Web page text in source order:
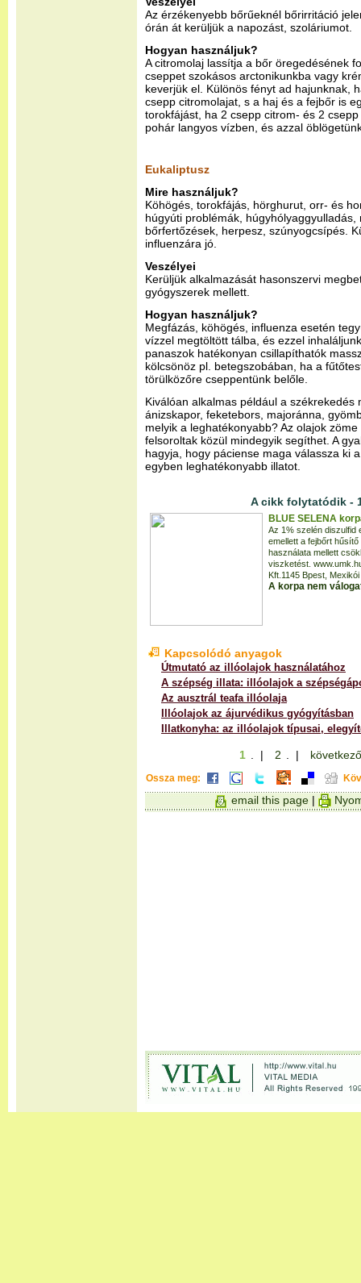
Az érzékenyebb bőrűeknél bőrirritáció
órán át kerüljük a napozást, szoláriumot.
Hogyan használjuk?
A citromolaj lassítja a bőr öregedésének
cseppet szokásos arctonikunkba vagy
keverjük el. Különös fényt ad hajunknak,
csepp citromolajat, s a haj és a fejbőr is
torokfájást, ha 2 csepp citrom- és 2
pohár langyos vízben, és azzal
Eukaliptusz
Mire használjuk?
Köhögés, torokfájás, hörghurut, orr- és
húgyúti problémák,
bőrfertőzések, herpesz, szúnyogcsípés.
influenzára jó.
Veszélyei
Kerüljük alkalmazását hasonszervi
gyógyszerek mellett.
Hogyan használjuk?
Megfázás, köhögés, influenza esetén
vízzel megtöltött tálba, és ezzel
panaszok hatékonyan csillapíthatók
kölcsönöz pl. betegszobában, ha a
törülközőre cseppentünk belőle.
Kiválóan alkalmas például a székrekedés
ánizskapor, feketebors, majoránna,
melyik a leghatékonyabb? Az olajok
felsoroltak közül mindegyik segíthet. A
hagyja, hogy páciense maga válassza ki
egyben leghatékonyabb illatot.
A cikk folytatódik -
BLUE SELENA
Az 1% szelén diszulfid
emellett a fejbőrt
használata mellett
viszketést.
Kft.1145 Bpest,
A korpa nem
Kapcsolódó anyagok
Útmutató az illóolajok használatához
A szépség illata: illóolajok a
Az ausztrál teafa illóolaja
Illóolajok az ájurvédikus gyógyításban
Illatkonyha: az illóolajok típusai,
1 . | 2 . |
Ossza meg:
email this page |